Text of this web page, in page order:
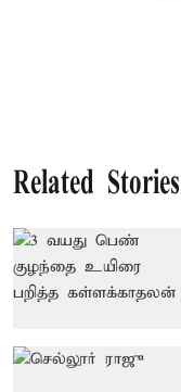
Related Stories